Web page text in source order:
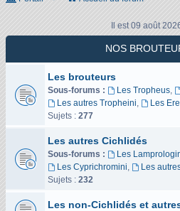
Il est 09 août
NOS
Les brouteurs
Sous-forums : Les Tropheus,
Les autres Tropheini,
Les
Sujets : 277
Les autres Cichlidés
Sous-forums : Les
Les Cyprichromini,
Les
Sujets : 232
Les non-Cichlidés et